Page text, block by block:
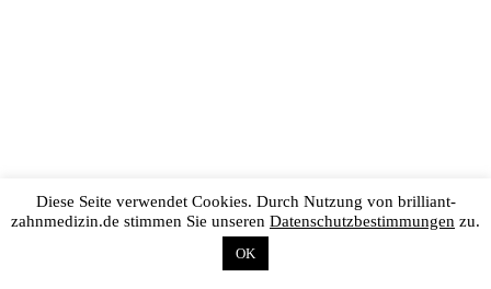
Diese Seite verwendet Cookies. Durch Nutzung von brilliant-
zahnmedizin.de stimmen Sie unseren Datenschutzbestimmungen zu.
OK